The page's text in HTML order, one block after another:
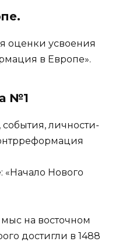
оценки усвоения
в Европе».
№1
личности-
«Начало Нового
на восточном
достигли в 1488